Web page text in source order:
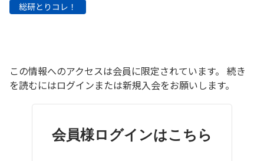
お問い合わせ
総研とりコレ！
この情報へのアクセスは会員に限定されています。 続き
を読むにはログインまたは新規入会をお願いします。
会員様ログインはこちら